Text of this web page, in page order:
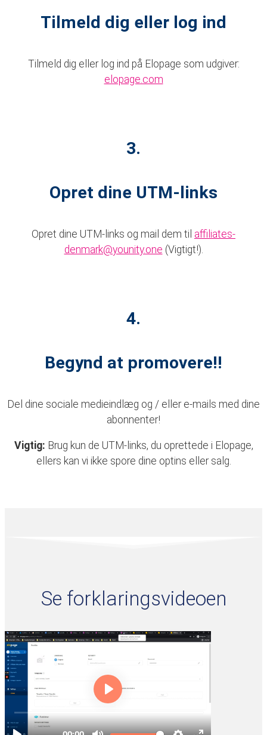
Tilmeld dig eller log ind
Tilmeld dig eller log ind på Elopage som udgiver:
elopage.com
3.
Opret dine UTM-links
Opret dine UTM-links og mail dem til affiliates-
denmark@younity.one (Vigtigt!).
4.
Begynd at promovere!!
Del dine sociale medieindlæg og / eller e-mails med dine
abonnenter!
Vigtig: Brug kun de UTM-links, du oprettede i Elopage,
ellers kan vi ikke spore dine optins eller salg.
Se forklaringsvideoen